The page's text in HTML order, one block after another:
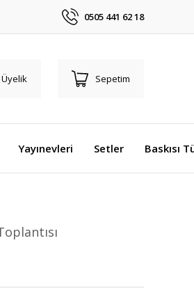
0505 441 62 18
Üyelik Sepetim
Yayınevleri Setler Baskısı